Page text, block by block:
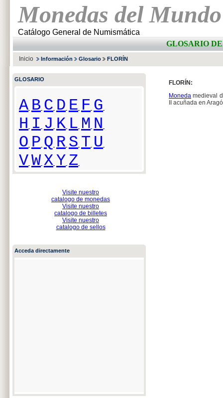
Monedas del Mundo
Catálogo General de Numismática
GLOSARIO
Inicio Información Glosario FLORÍN
GLOSARIO
A B C D E F G
H I J K L M N
O P Q RS T U
VWXYZ
Visite nuestro
catalogo de monedas
Visite nuestro
catalogo de billetes
Visite nuestro
catalogo de sellos
Acceda directamente
FLORÍN:
Moneda medieval
II acuñada en